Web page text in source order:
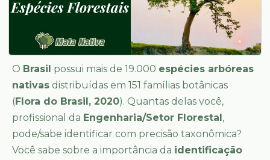
O Brasil possui mais de 19.000 espécies arbóreas
nativas distribuídas em 151 famílias botânicas
(Flora do Brasil, 2020). Quantas delas você,
profissional da Engenharia/Setor Florestal ,
pode/sabe identificar com precisão taxonômica?
Você sabe sobre a importância da identificação